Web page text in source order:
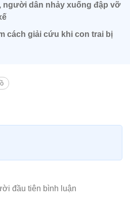
người dân nhảy xuống đập vỡ
cách giải cứu khi con trai bị